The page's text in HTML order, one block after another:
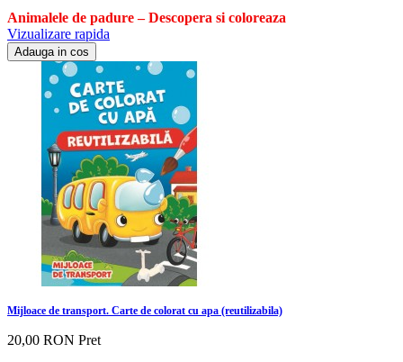
Animalele de padure – Descopera si coloreaza
Vizualizare rapida
Adauga in cos
Mijloace de transport. Carte de colorat cu apa (reutilizabila)
20,00 RON Pret